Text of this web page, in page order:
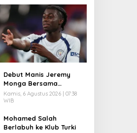
Debut Manis Jeremy
Monga Bersama
Manchester City
Kamis, 6 Agustus 2026 | 07:38
WIB
Mohamed Salah
Berlabuh ke Klub Turki